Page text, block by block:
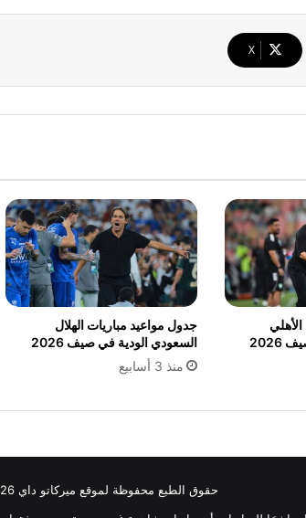
‫X
جدول مواعيد مباريات الهلال
السعودي الودية في صيف 2026
منذ 3 أسابيع
حقوق الطبع محفوظة لموقع ميركاتو داي 2026